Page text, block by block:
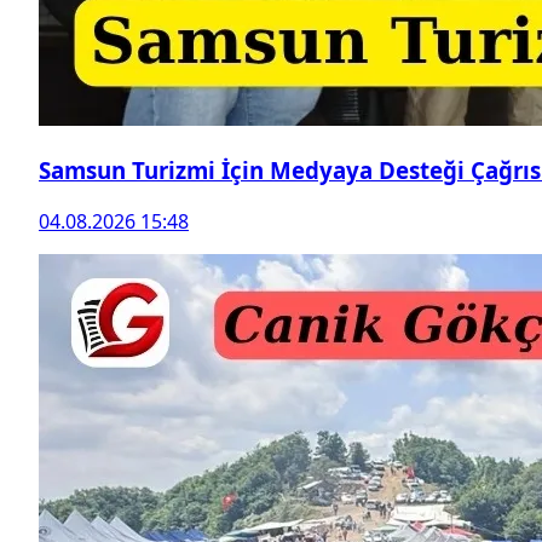
Samsun Turizmi İçin Medyaya Desteği
04.08.2026 15:48